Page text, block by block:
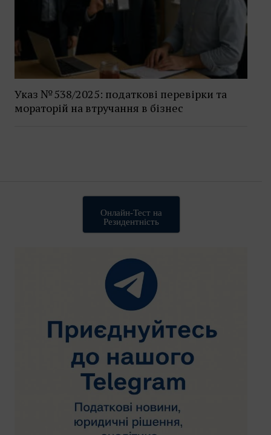
Онлайн-Тест на
Резидентність
Указ № 538/2025: податкові перевірки та
мораторій на втручання в бізнес